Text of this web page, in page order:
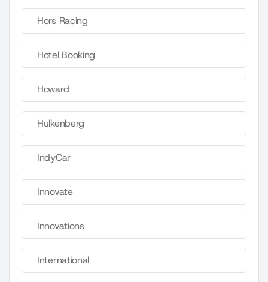
Hors Racing
Hotel Booking
Howard
Hulkenberg
IndyCar
Innovate
Innovations
International